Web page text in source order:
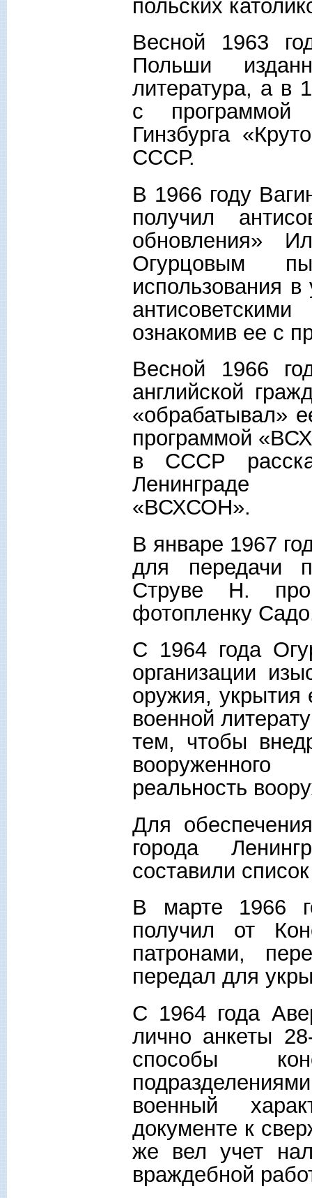
польских
Весной 1963
Польши
литература, а в
с программой
Гинзбурга
СССР.
В 1966 году
получил
обновления»
Огурцовым
использования
ознакомив ее с
Весной 1966
английской
«обрабатывал»
программой
в СССР
Ленинграде
«ВСХСОН».
В январе 1967
для передачи
Струве Н.
С 1964 года
организации
оружия, укрытия
военной
тем, чтобы
реальность
Для
города
составили
В марте 1966
получил от
патронами,
передал для
С 1964 года
лично анкеты
способы
военный
документе к
же вел учет
враждебной